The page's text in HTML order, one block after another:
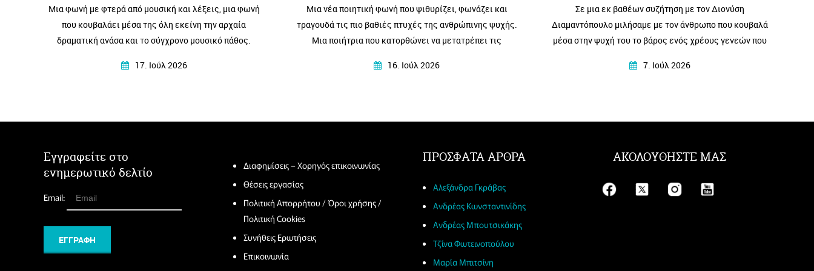
Μια φωνή με φτερά από μουσική και λέξεις, μια φωνή
που κουβαλάει μέσα της όλη εκείνη την αρχαία
δραματική ανάσα και το σύγχρονο μουσικό πάθος.
17. Ιούλ 2026
Μια νέα ποιητική φωνή που ψιθυρίζει, φωνάζει και
τραγουδά τις πιο βαθιές πτυχές της ανθρώπινης ψυχής.
Μια ποιήτρια που κατορθώνει να μετατρέπει τις
στοχασμούς της σε στίχους που αγγίζουν, ταράζουν και
16. Ιούλ 2026
Σε μια εκ βαθέων συζήτηση με τον Διονύση
Διαμαντόπουλο μιλήσαμε με τον άνθρωπο που κουβαλά
μέσα στην ψυχή του το βάρος ενός χρέους γενεών που
συγκλονιστική και κυρίως …αληθινή!
7. Ιούλ 2026
Εγγραφείτε στο
ενημερωτικό δελτίο
Email:
Διαφημίσεις – Χορηγός επικοινωνίας
Θέσεις εργασίας
Πολιτική Απορρήτου / Όροι χρήσης /
Πολιτική Cookies
Συνήθεις Ερωτήσεις
Επικοινωνία
ΠΡΟΣΦΑΤΑ ΑΡΘΡΑ
Αλεξάνδρα Γκράβας
Ανδρέας Κωνσταντινίδης
Ανδρέας Μπουτσικάκης
Τζίνα Φωτεινοπούλου
Μαρία Μπιτσίνη
ΑΚΟΛΟΥΘΗΣΤΕ ΜΑΣ